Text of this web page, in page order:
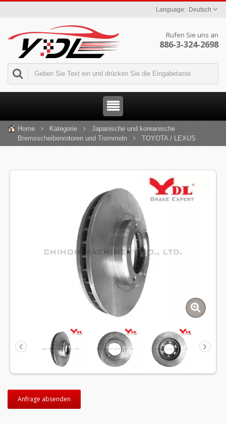
Deutsch
Rufen Sie uns an
886-3-324-2698
Home Kategorie
Japanische und koreanische
Bremsscheibenrotoren und Trommeln
TOYOTA / LEXUS
Anfrage absenden